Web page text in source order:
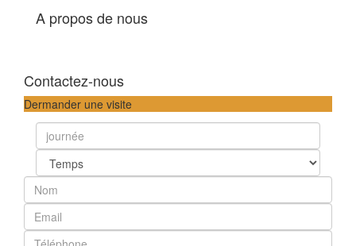
A propos de nous
Contactez-nous
Dermander une visite